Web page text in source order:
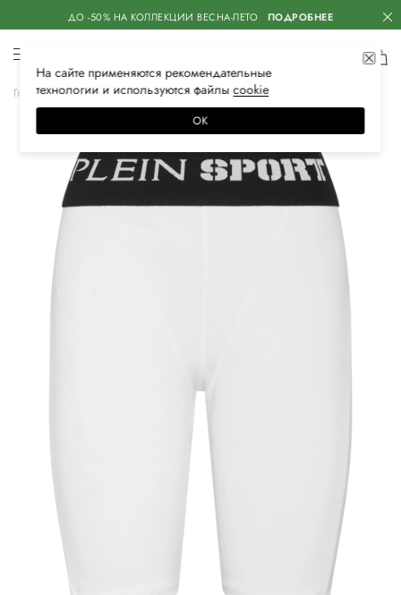
ДО -50% НА КОЛЛЕКЦИИ ВЕСНА-ЛЕТО ПОДРОБНЕЕ
Главная Женская Одежда Брюки Леггинсы
На сайте применяются рекомендательные
технологии и используются файлысооkiе
ОК